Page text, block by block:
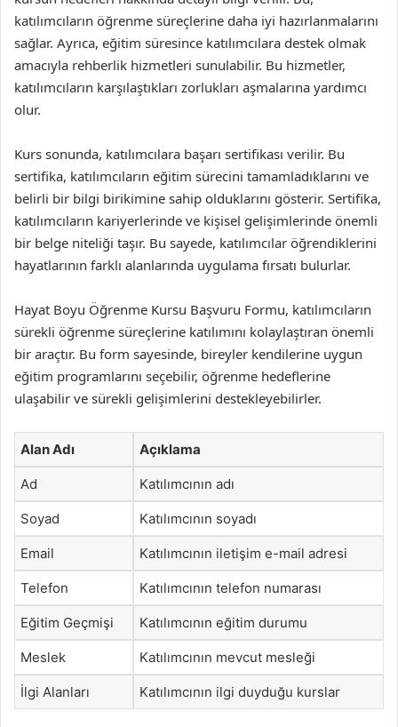
katılımcıların öğrenme süreçlerine daha iyi hazırlanmalarını
sağlar. Ayrıca, eğitim süresince katılımcılara destek olmak
amacıyla rehberlik hizmetleri sunulabilir. Bu hizmetler,
katılımcıların karşılaştıkları zorlukları aşmalarına yardımcı
olur.
Kurs sonunda, katılımcılara başarı sertifikası verilir. Bu
sertifika, katılımcıların eğitim sürecini tamamladıklarını ve
belirli bir bilgi birikimine sahip olduklarını gösterir. Sertifika,
katılımcıların kariyerlerinde ve kişisel gelişimlerinde önemli
bir belge niteliği taşır. Bu sayede, katılımcılar öğrendiklerini
hayatlarının farklı alanlarında uygulama fırsatı bulurlar.
Hayat Boyu Öğrenme Kursu Başvuru Formu, katılımcıların
sürekli öğrenme süreçlerine katılımını kolaylaştıran önemli
bir araçtır. Bu form sayesinde, bireyler kendilerine uygun
eğitim programlarını seçebilir, öğrenme hedeflerine
ulaşabilir ve sürekli gelişimlerini destekleyebilirler.
Alan Adı Açıklama
Ad Katılımcının adı
Soyad Katılımcının soyadı
Email Katılımcının iletişim e-mail adresi
Telefon Katılımcının telefon numarası
Eğitim Geçmişi Katılımcının eğitim durumu
Meslek Katılımcının mevcut mesleği
İlgi Alanları Katılımcının ilgi duyduğu kurslar